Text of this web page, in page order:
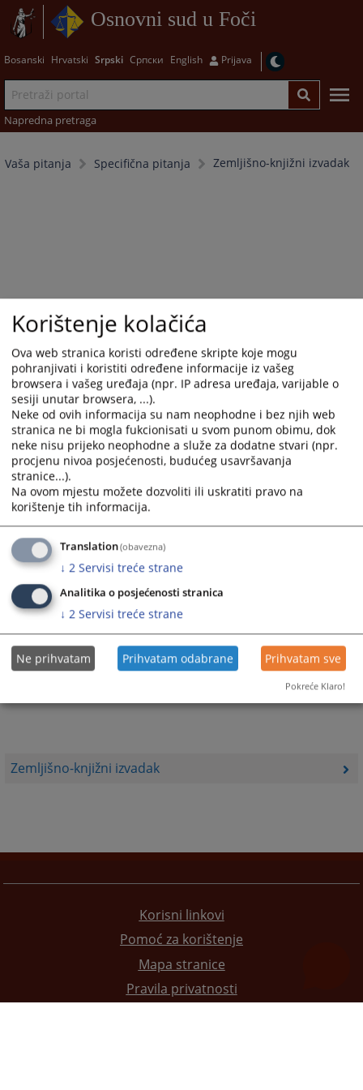
Osnovni sud u Foči
Bosanski Hrvatski Srpski Српски English Prijava
Napredna pretraga
Vaša pitanja Specifična pitanja Zemljišno-knjižni izvadak
Zemljišno-knjižni izvadak
Trenutno nema vijesti
Korisni linkovi
Pomoć za korištenje
Mapa stranice
Pravila privatnosti
Korištenje kolačića
Ova web stranica koristi određene skripte koje mogu
pohranjivati i koristiti određene informacije iz vašeg
browsera i vašeg uređaja (npr. IP adresa uređaja, varijable o
sesiji unutar browsera, ...).
Neke od ovih informacija su nam neophodne i bez njih web
stranica ne bi mogla fukcionisati u svom punom obimu, dok
neke nisu prijeko neophodne a služe za dodatne stvari (npr.
procjenu nivoa posjećenosti, budućeg usavršavanja
stranice...).
Na ovom mjestu možete dozvoliti ili uskratiti pravo na
korištenje tih informacija.
Translation(obavezna)
↓ 2 Servisi treće strane
Analitika o posjećenosti stranica
↓ 2 Servisi treće strane
Ne prihvatam Prihvatam odabrane Prihvatam sve
Pokreće Klaro!